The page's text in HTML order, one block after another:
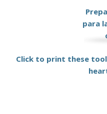
para
Click to print these